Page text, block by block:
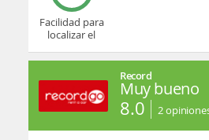
Facilidad para
localizar el
oficina
Record
Muy bueno
8.0 2